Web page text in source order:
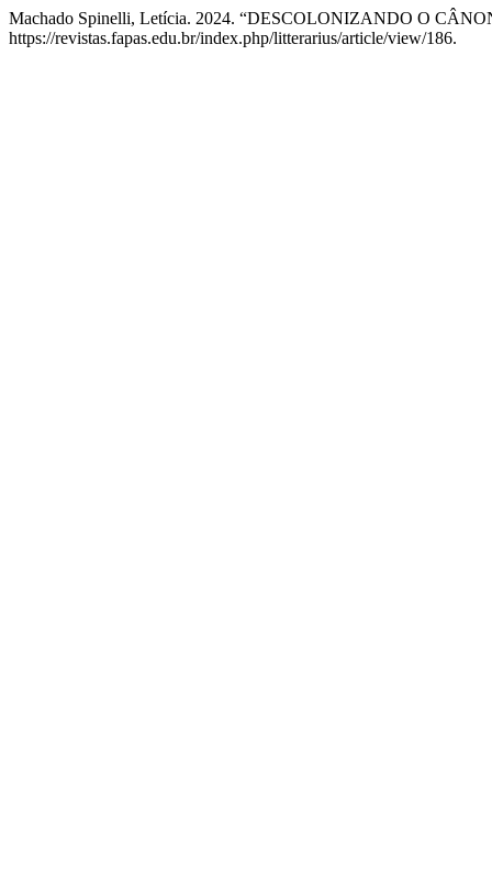
Machado Spinelli, Letícia. 2024. “DESCOLONIZANDO O
https://revistas.fapas.edu.br/index.php/litterarius/article/view/186.